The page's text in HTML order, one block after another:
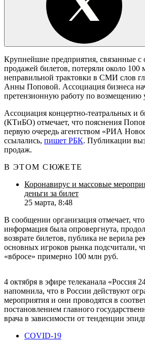
Крупнейшие предприятия, связанные с
продажей билетов, потеряли около 100
неправильной трактовки в СМИ слов
Анны Поповой. Ассоциация бизнеса
претензионную работу по возмещению
Ассоциация концертно-театральных и
(КТиБО) отмечает, что пояснения
первую очередь агентством «РИА
ссылались, пишет РБК. Публикации
продаж.
В ЭТОМ СЮЖЕТЕ
Коронавирус и массовые
деньги за билет
25 марта, 8:48
В сообщении организация отмечает,
информация была опровергнута,
возврате билетов, публика не верила
основных игроков рынка подсчитали,
«вбросе» примерно 100 млн руб.
4 октября в эфире телеканала «Россия
напомнила, что в России действуют
мероприятия и они проводятся в
постановлением главного
врача в зависимости от тенденции
COVID-19